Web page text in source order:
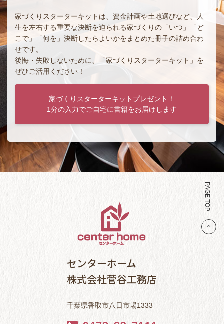
家づくりスターターキットは、資金計画や土地選びなど、人
生を左右する重要な決断を迫られる家づくりの「いつ」「ど
こで」「何を」決断したらよいかをまとめた冊子の詰め合わ
せです。
後悔・失敗しないために、「家づくりスターターキット」を
ぜひご活用ください！
家づくりスターターキットプレゼント！
1分の入力でご自宅に書籍をお届けします
PAGE TOP
センターホーム
株式会社菅谷工務店
千葉県香取市八日市場1333